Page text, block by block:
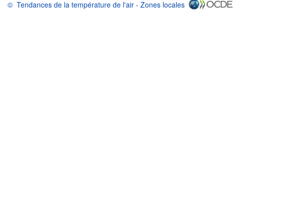
© Tendances de la température de l'air - Zones locales